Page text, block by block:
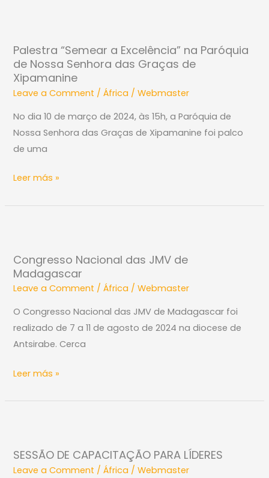
Palestra “Semear a Excelência” na Paróquia
de Nossa Senhora das Graças de
Xipamanine
Leave a Comment /África /Webmaster
No dia 10 de março de 2024, às 15h, a Paróquia de
Nossa Senhora das Graças de Xipamanine foi palco
de uma
a
Excelência”
na
de
Nossa
Senhora
Graças
Leer más »
Congresso Nacional das JMV de
Madagascar
Leave a Comment /África /Webmaster
O Congresso Nacional das JMV de Madagascar foi
realizado de 7 a 11 de agosto de 2024 na diocese de
Antsirabe. Cerca
das
JMV
de
Madagascar
Leer más »
SESSÃO DE CAPACITAÇÃO PARA LÍDERES
Leave a Comment /África /Webmaster
CAPACITAÇÃO
PARA